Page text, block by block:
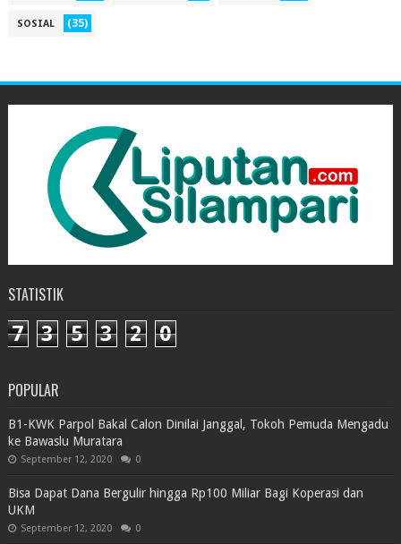
SOSIAL (35)
STATISTIK
7 3 5 3 2 0
POPULAR
B1-KWK Parpol Bakal Calon Dinilai Janggal, Tokoh Pemuda Mengadu
ke Bawaslu Muratara
September 12, 2020 0
Bisa Dapat Dana Bergulir hingga Rp100 Miliar Bagi Koperasi dan
UKM
September 12, 2020 0